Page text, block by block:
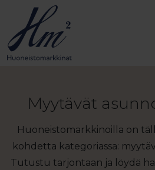
Myytävät
Huoneistomarkkinoilla on
kohdetta kategoriassa:
Tutustu tarjontaan ja löydä